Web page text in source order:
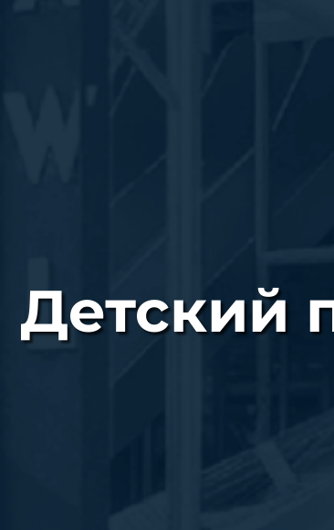
Детский